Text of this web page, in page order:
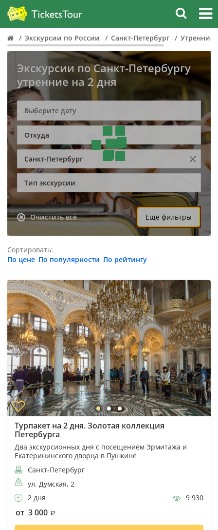
Экскурсии по России Санкт-Петербург Утренние
Экскурсии по Санкт-Петербургу
утренние на 2 дня
Откуда
Санкт-Петербург
Тип экскурсии
Очистить всё Ещё фильтры
Сортировать:
По цене По популярности По рейтингу
Турпакет на 2 дня. Золотая коллекция
Петербурга
Два экскурсионных дня с посещением Эрмитажа и
Екатерининского дворца в Пушкине
Санкт-Петербург
ул. Думская, 2
2 дня
9 930
от 3 000